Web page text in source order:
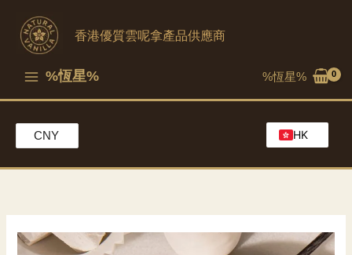
香港優質雲呢拿產品供應商
%恆星% %恆星%
CNY
HK